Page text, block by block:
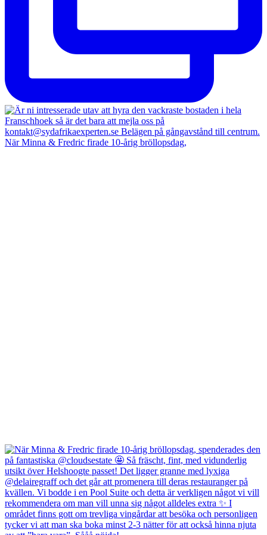
När Minna & Fredric firade 10-årig bröllopsdag,